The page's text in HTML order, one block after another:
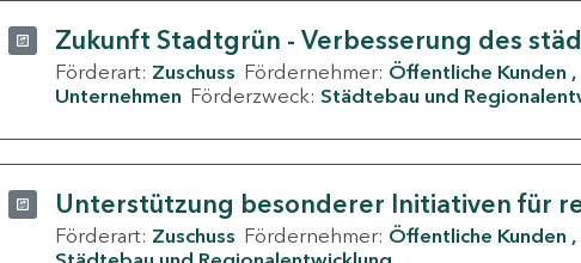
Zukunft Stadtgrün - Verbesserung des
Förderart: Zuschuss Fördernehmer: Öffentliche Kunden
Unternehmen Förderzweck: Städtebau und
Unterstützung besonderer Initiativen für
Förderart: Zuschuss Fördernehmer: Öffentliche Kunden